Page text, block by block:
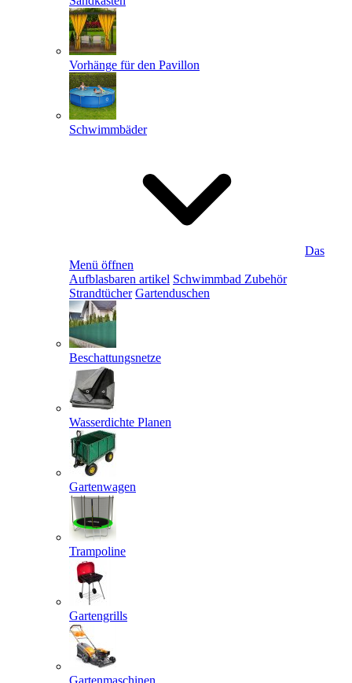
Vorhänge für den Pavillon
Schwimmbäder
Das
Menü öffnen
Aufblasbaren artikel Schwimmbad Zubehör
Strandtücher Gartenduschen
Beschattungsnetze
Wasserdichte Planen
Gartenwagen
Trampoline
Gartengrills
Gartenmaschinen